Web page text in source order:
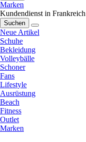
Marken
Kundendienst in Frankreich
Suchen
Neue Artikel
Schuhe
Bekleidung
Volleybälle
Schoner
Fans
Lifestyle
Ausrüstung
Beach
Fitness
Outlet
Marken